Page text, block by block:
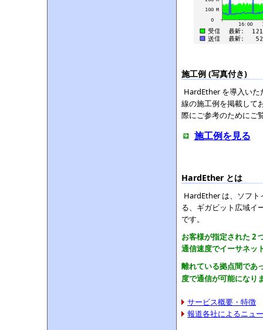
施工例 (写真付き)
HardEther を導入いた
線の施工例を掲載して
際にご参考のためにご
施工例を見る
HardEther とは
HardEther は、ソフ
る、ギガビット広域イ
です。
お客様が指定された 2
通信速度でイーサネッ
離れている拠点間であ
度で通信が可能になり
サービス概要・特徴
報道各社によるニュ